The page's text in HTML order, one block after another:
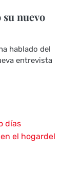
nuevo
hablado del
entrevista